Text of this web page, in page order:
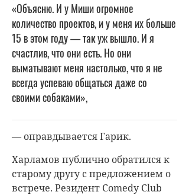
«Объясню. И у Миши огромное
количество проектов, и у меня их больше
15 в этом году — так уж вышло. И я
счастлив, что они есть. Но они
выматывают меня настолько, что я не
всегда успеваю общаться даже со
своими собаками»,
— оправдывается Гарик.
Харламов публично обратился к
старому другу с предложением о
встрече. Резидент Comedy Club